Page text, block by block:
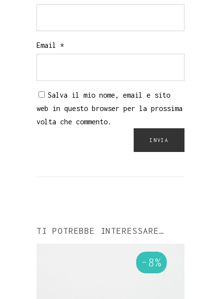
Email *
Salva il mio nome, email e sito
web in questo browser per la prossima
volta che commento.
TI POTREBBE INTERESSARE…
-8%